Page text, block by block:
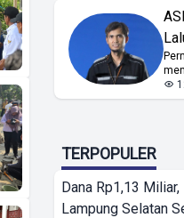
TERPOPULER
Dana Rp1,13
Lampung Selatan